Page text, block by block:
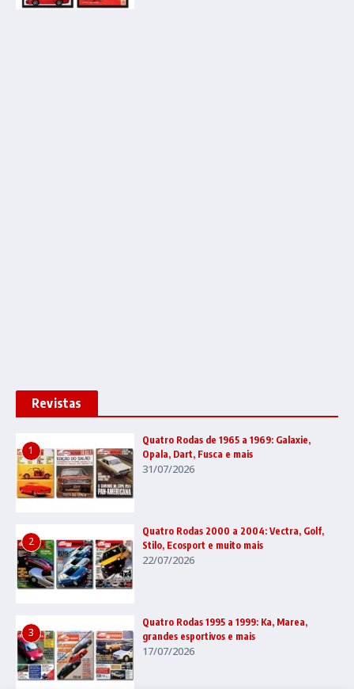
Revistas
1
Quatro Rodas de 1965 a 1969: Galaxie,
Opala, Dart, Fusca e mais
31/07/2026
2
Quatro Rodas 2000 a 2004: Vectra, Golf,
Stilo, Ecosport e muito mais
22/07/2026
3
Quatro Rodas 1995 a 1999: Ka, Marea,
grandes esportivos e mais
17/07/2026